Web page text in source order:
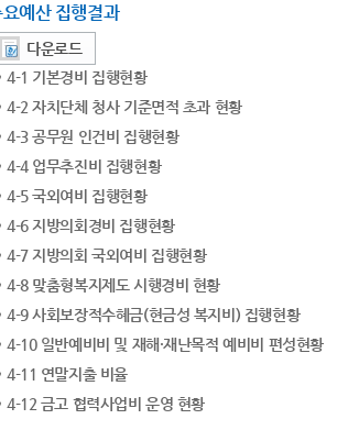
예산 집행결과
다운로드
4-1 기본경비 집행현황
4-2 자치단체 청사 기준면적 초과 현황
4-3 공무원 인건비 집행현황
4-4 업무추진비 집행현황
4-5 국외여비 집행현황
4-6 지방의회경비 집행현황
4-7 지방의회 국외여비 집행현황
4-8 맞춤형복지제도 시행경비 현황
4-9 사회보장적수혜금(현금성 복지비) 집행현황
4-10 일반예비비 및 재해·재난목적 예비비 편성현황
4-11 연말지출 비율
4-12 금고 협력사업비 운영 현황